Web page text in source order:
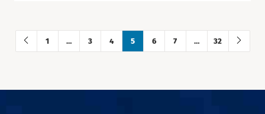
1 … 3 4 5 6 7 … 32